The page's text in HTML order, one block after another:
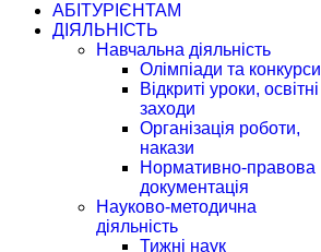
АБІТУРІЄНТАМ
ДІЯЛЬНІСТЬ
Навчальна діяльність
Олімпіади та конкурси
Відкриті уроки, освітні
заходи
Організація роботи,
накази
Нормативно-правова
документація
Науково-методична
діяльність
Тижні наук